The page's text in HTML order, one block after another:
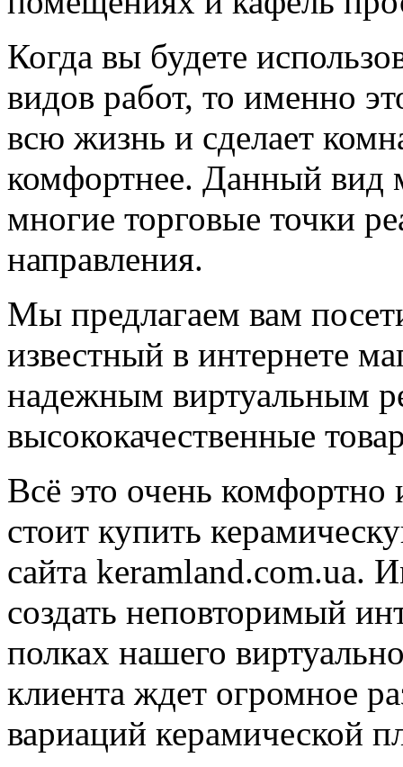
Когда вы будете
видов работ, то именно
всю жизнь и сделает
комфортнее. Данный вид
многие торговые точки
направления.
Мы предлагаем вам
известный в интернете
надежным виртуальным
высококачественные
Всё это очень комфортно
стоит купить
сайта keramland.com.ua.
создать неповторимый
полках нашего
клиента ждет огромное
вариаций керамической